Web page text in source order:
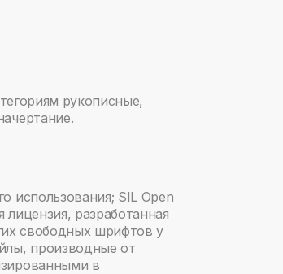
рукописные,
использования; SIL Open
разработанная
свободных шрифтов у
производные от
в